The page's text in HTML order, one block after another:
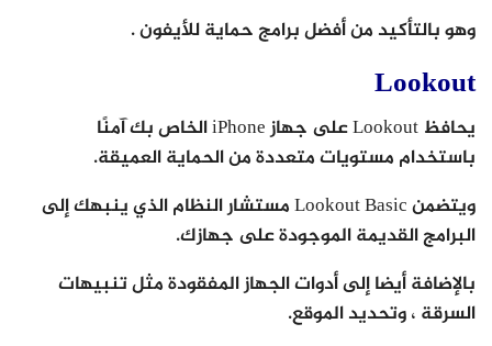
وهو بالتأكيد من أفضل برامج حماية للأيفون .
Lookout
يحافظ Lookout على جهاز iPhone الخاص بك آمنًا
باستخدام مستويات متعددة من الحماية العميقة.
ويتضمن Lookout Basic مستشار النظام الذي ينبهك إلى
البرامج القديمة الموجودة على جهازك.
بالإضافة أيضا إلى أدوات الجهاز المفقودة مثل تنبيهات
السرقة ، وتحديد الموقع.